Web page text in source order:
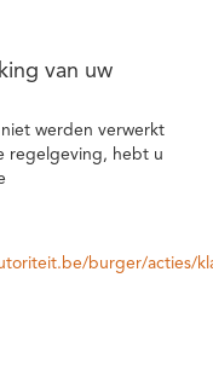
van uw
werden verwerkt
regelgeving, hebt u
burger/acties/